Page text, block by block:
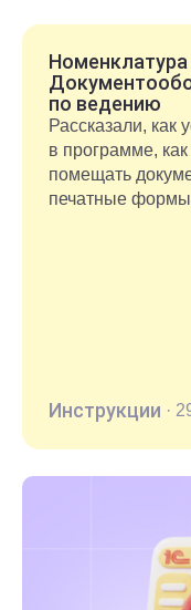
по ведению
Рассказали, как
в программе,
помещать
печатные
Инструкции ·